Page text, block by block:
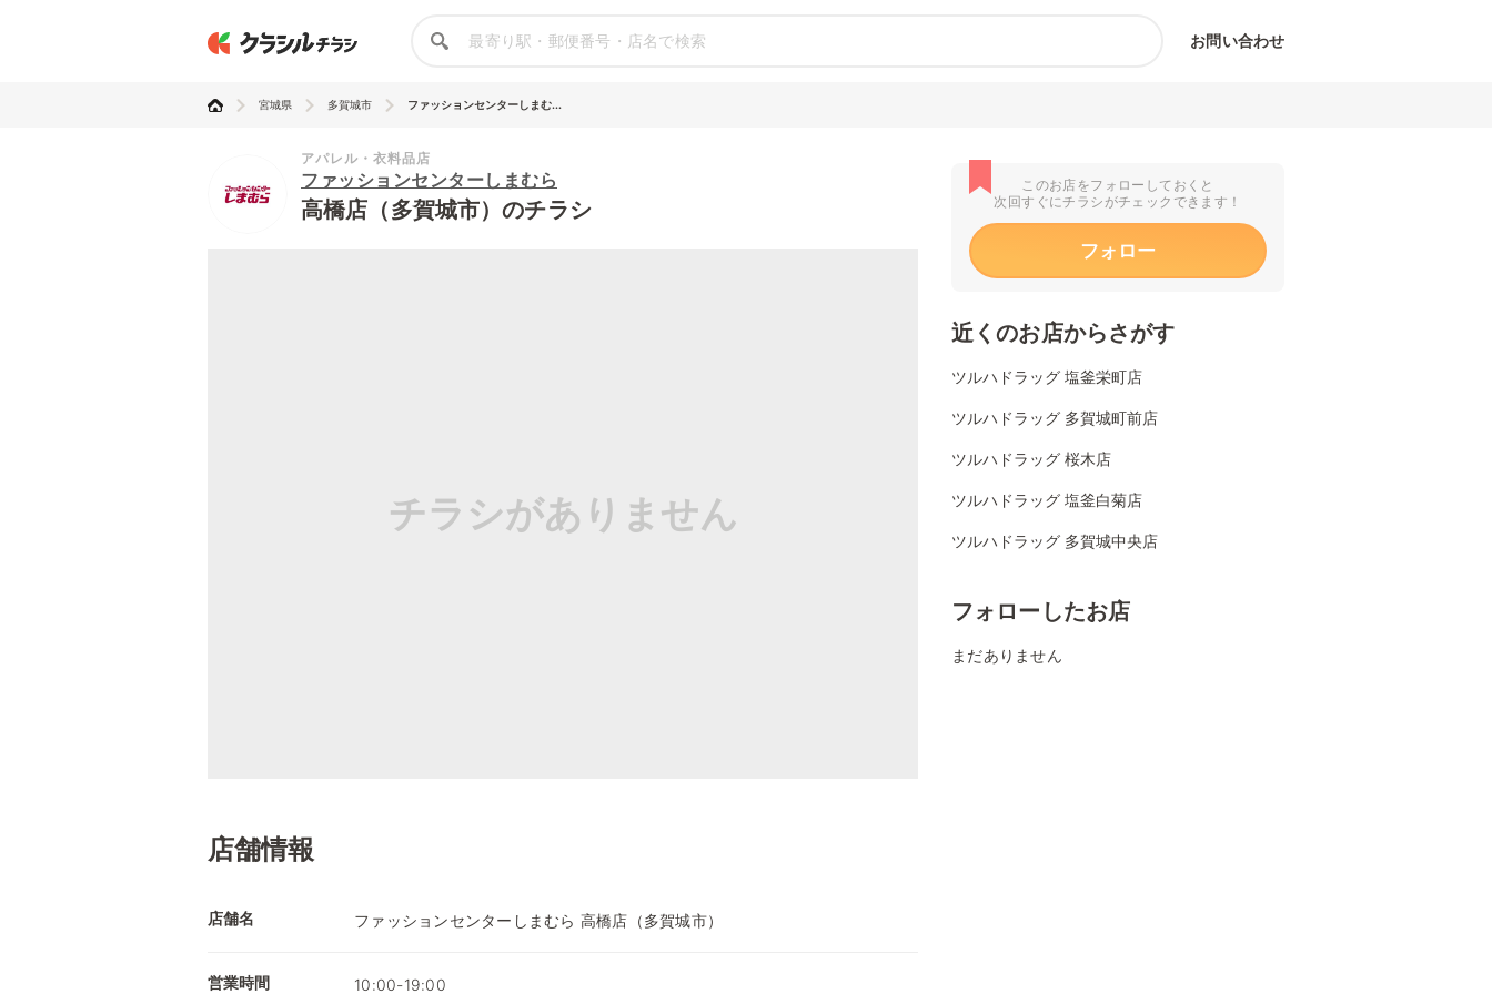
お問い合わせ
宮城県 多賀城市 ファッションセンターしまむ...
アパレル・衣料品店
ファッションセンターしまむら
高橋店（多賀城市）のチラシ
チラシがありません
店舗情報
店舗名 ファッションセンターしまむら 高橋店（多賀城市）
営業時間 10:00-19:00
このお店をフォローしておくと
次回すぐにチラシがチェックできます！
フォロー
近くのお店からさがす
ツルハドラッグ 塩釜栄町店
ツルハドラッグ 多賀城町前店
ツルハドラッグ 桜木店
ツルハドラッグ 塩釜白菊店
ツルハドラッグ 多賀城中央店
フォローしたお店
まだありません